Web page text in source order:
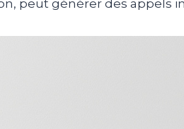
peut générer des appels